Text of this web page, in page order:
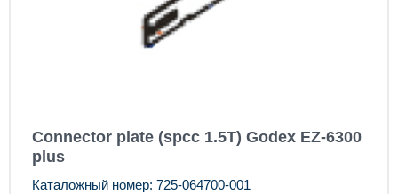
Connector plate (spcc 1.5T) Godex EZ-6300
plus
Каталожный номер: 725-064700-001